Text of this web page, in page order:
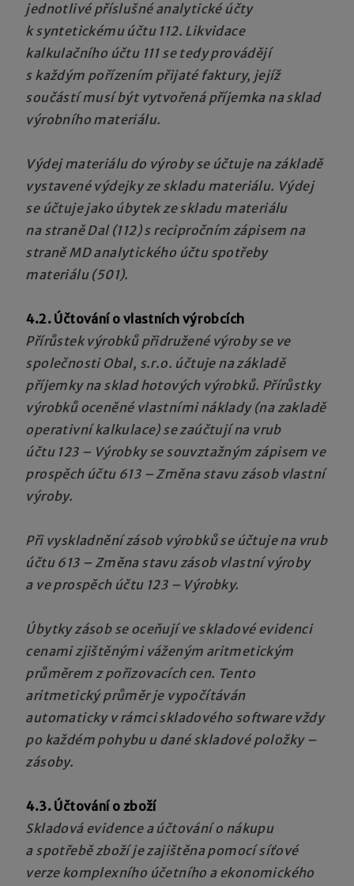
jednotlivé příslušné analytické účty
k syntetickému účtu 112. Likvidace
kalkulačního účtu 111 se tedy provádějí
s každým pořízením přijaté faktury, jejíž
součástí musí být vytvořená příjemka na sklad
výrobního materiálu.
Výdej materiálu do výroby se účtuje na základě
vystavené výdejky ze skladu materiálu. Výdej
se účtuje jako úbytek ze skladu materiálu
na straně Dal (112) s recipročním zápisem na
straně MD analytického účtu spotřeby
materiálu (501).
4.2. Účtování o vlastních výrobcích
Přírůstek výrobků přidružené výroby se ve
společnosti Obal, s.r.o. účtuje na základě
příjemky na sklad hotových výrobků. Přírůstky
výrobků oceněné vlastními náklady (na zakladě
operativní kalkulace) se zaúčtují na vrub
účtu 123 – Výrobky se souvztažným zápisem ve
prospěch účtu 613 – Změna stavu zásob vlastní
výroby.
Při vyskladnění zásob výrobků se účtuje na vrub
účtu 613 – Změna stavu zásob vlastní výroby
a ve prospěch účtu 123 – Výrobky.
Úbytky zásob se oceňují ve skladové evidenci
cenami zjištěnými váženým aritmetickým
průměrem z pořizovacích cen. Tento
aritmetický průměr je vypočítáván
automaticky v rámci skladového software vždy
po každém pohybu u dané skladové položky –
zásoby.
4.3. Účtování o zboží
Skladová evidence a účtování o nákupu
a spotřebě zbožíje zajištěna pomocísíťové
verze komplexního účetního a ekonomického